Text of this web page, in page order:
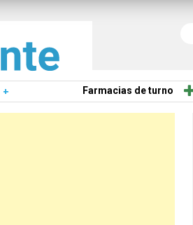
+ Farmacias de turno